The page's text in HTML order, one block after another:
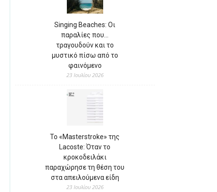
Singing Beaches: Οι
παραλίες που…
τραγουδούν και το
μυστικό πίσω από το
φαινόμενο
23 Ιουλίου 2026
Το «Masterstroke» της
Lacoste: Όταν το
κροκοδειλάκι
παραχώρησε τη θέση του
στα απειλούμενα είδη
23 Ιουλίου 2026